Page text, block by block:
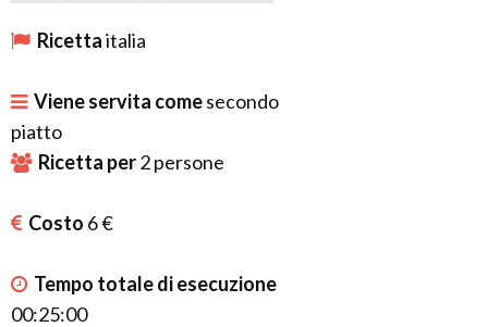
Ricettaitalia
Viene servita comesecondo
piatto
Ricetta per2persone
Costo 6 €
Tempo totale di esecuzione
00:25:00